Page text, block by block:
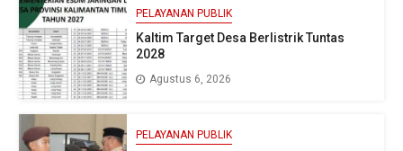
PELAYANAN PUBLIK
Kaltim Target Desa Berlistrik Tuntas
2028
Agustus 6, 2026
PELAYANAN PUBLIK